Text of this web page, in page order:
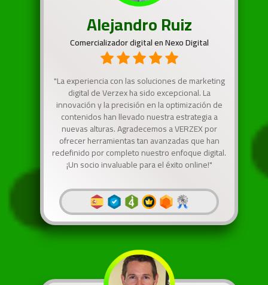
Alejandro Ruiz
Comercializador digital en Nexo Digital
"La experiencia con las soluciones de marketing
digital de Verzex ha sido excepcional. La
innovación y la precisión en la optimización de
contenidos han llevado nuestra estrategia a
nuevas alturas. Agradecemos a VERZEX por
ofrecer herramientas tan avanzadas que han
redefinido por completo nuestro enfoque digital.
¡Un socio invaluable para el éxito online!"